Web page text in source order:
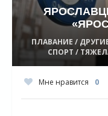
ПЛАВАНИЕ /
СПОРТ /
Мне нравится 0